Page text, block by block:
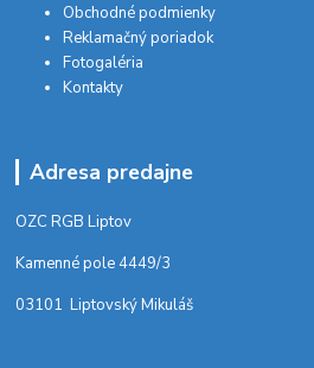
Obchodné podmienky
Reklamačný poriadok
Fotogaléria
Kontakty
Adresa predajne
OZC RGB Liptov
Kamenné pole 4449/3
03101 Liptovský Mikuláš